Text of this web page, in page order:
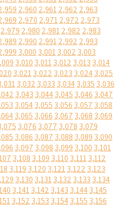
2,960 2,9612,962 2,963
2,970 2,9712,972 2,973
2,979 2,980 2,9812,982 2,983
2,990 2,9912,992 2,993
3,000 3,0013,002 3,003
3,010 3,0113,012 3,013 3,014
3,0213,022 3,023 3,0243,025
3,032 3,033 3,0343,035 3,036
3,043 3,0443,045 3,046 3,047
3,0543,055 3,056 3,057 3,058
3,065 3,066 3,067 3,068 3,069
3,076 3,077 3,078 3,079
3,086 3,087 3,088 3,089 3,090
3,097 3,098 3,099 3,100 3,101
3,108 3,109 3,110 3,1113,112
3,119 3,120 3,1213,122 3,123
3,130 3,1313,132 3,133 3,134
3,1413,142 3,143 3,1443,145
3,152 3,153 3,1543,155 3,156